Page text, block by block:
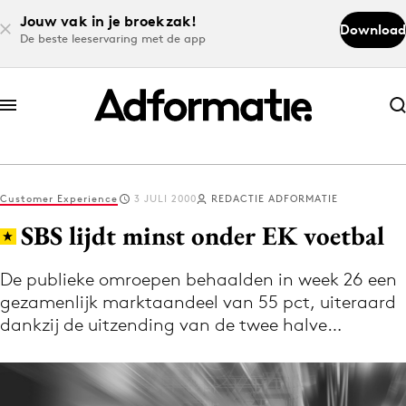
Jouw vak in je broekzak!
De beste leeservaring met de app
Download
Abonneer nu
Abonneer nu
Log in
Download de app
Volg het laatste nieuws via de Adformatie
Nieuws app
Customer Experience 3 JULI 2000 REDACTIE ADFORMATIE
SBS lijdt minst onder EK voetbal
De publieke omroepen behaalden in week 26 een
gezamenlijk marktaandeel van 55 pct, uiteraard
dankzij de uitzending van de twee halve…